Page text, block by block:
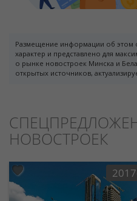
Размещение информации об этом
характер и представлено для
о рынке новостроек Минска и
открытых источников,
НОВОСТРОЕК